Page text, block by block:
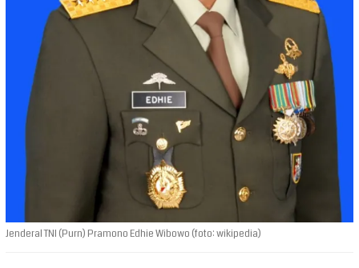
Jenderal TNI (Purn) Pramono Edhie Wibowo (foto: wikipedia)